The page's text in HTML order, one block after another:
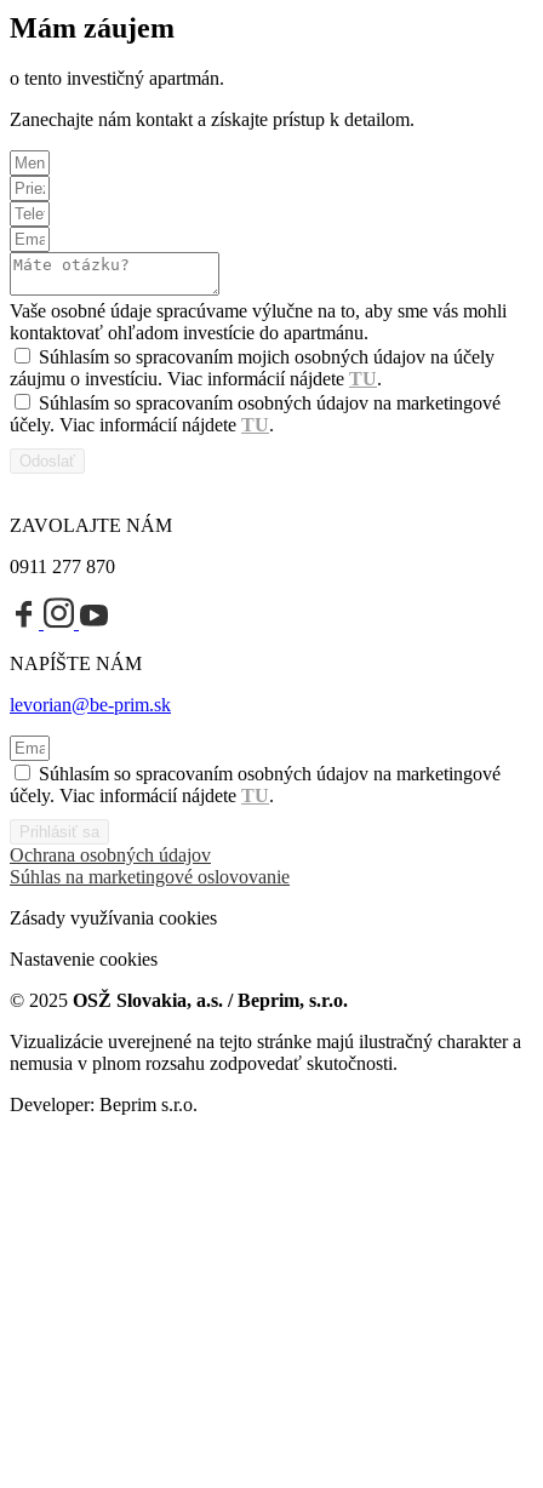
Mám záujem
o tento investičný apartmán.
Zanechajte nám kontakt a získajte prístup k detailom.
Vaše osobné údaje spracúvame výlučne na to, aby sme vás mohli
kontaktovať ohľadom investície do apartmánu.
Súhlasím so spracovaním mojich osobných údajov na účely
záujmu o investíciu. Viac informácií nájdete TU.
Súhlasím so spracovaním osobných údajov na marketingové
účely. Viac informácií nájdete TU.
Odoslať
ZAVOLAJTE NÁM
0911 277 870
NAPÍŠTE NÁM
levorian@be-prim.sk
Súhlasím so spracovaním osobných údajov na marketingové
účely. Viac informácií nájdete TU.
Prihlásiť sa
Ochrana osobných údajov
Súhlas na marketingové oslovovanie
Zásady využívania cookies
Nastavenie cookies
© 2025 OSŽ Slovakia, a.s. / Beprim, s.r.o.
Vizualizácie uverejnené na tejto stránke majú ilustračný charakter a
nemusia v plnom rozsahu zodpovedať skutočnosti.
Developer: Beprim s.r.o.